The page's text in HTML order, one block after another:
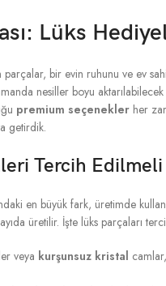
Lüks
bir evin ruhunu ve ev
nesiller boyu
premium seçenekler her
getirdik.
Tercih Edilmeli
en büyük fark, üretimde
üretilir. İşte lüks parçaları
veya kurşunsuz kristal